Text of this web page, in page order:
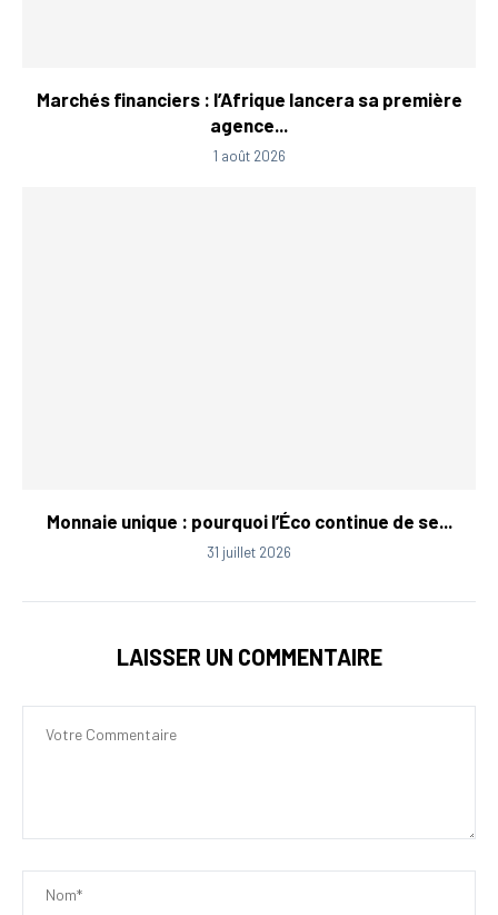
Marchés financiers : l’Afrique lancera sa première
agence...
1 août 2026
Monnaie unique : pourquoi l’Éco continue de se...
31 juillet 2026
LAISSER UN COMMENTAIRE